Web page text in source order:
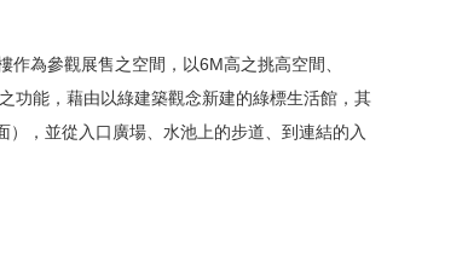
為參觀展售之空間，以6M高之挑高空間、
功能，藉由以綠建築觀念新建的綠標生活館，其
，並從入口廣場、水池上的步道、到連結的入